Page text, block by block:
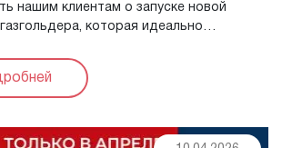
нашим клиентам о запуске новой
которая идеально
незаменимой для ...